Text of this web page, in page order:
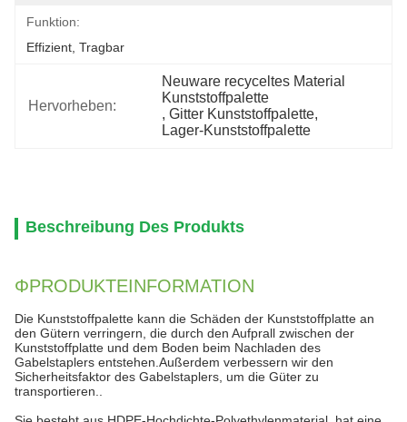
Funktion:
Effizient, Tragbar
Hervorheben:
Neuware recyceltes Material
Kunststoffpalette
, Gitter Kunststoffpalette,
Lager-Kunststoffpalette
Beschreibung Des Produkts
ΦPRODUKTEINFORMATION
Die Kunststoffpalette kann die Schäden der Kunststoffplatte an
den Gütern verringern, die durch den Aufprall zwischen der
Kunststoffplatte und dem Boden beim Nachladen des
Gabelstaplers entstehen.Außerdem verbessern wir den
Sicherheitsfaktor des Gabelstaplers, um die Güter zu
transportieren..